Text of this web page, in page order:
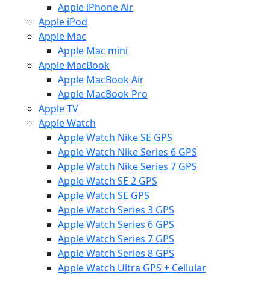
Apple iPhone Air
Apple iPod
Apple Mac
Apple Mac mini
Apple MacBook
Apple MacBook Air
Apple MacBook Pro
Apple TV
Apple Watch
Apple Watch Nike SE GPS
Apple Watch Nike Series 6 GPS
Apple Watch Nike Series 7 GPS
Apple Watch SE 2 GPS
Apple Watch SE GPS
Apple Watch Series 3 GPS
Apple Watch Series 6 GPS
Apple Watch Series 7 GPS
Apple Watch Series 8 GPS
Apple Watch Ultra GPS + Cellular